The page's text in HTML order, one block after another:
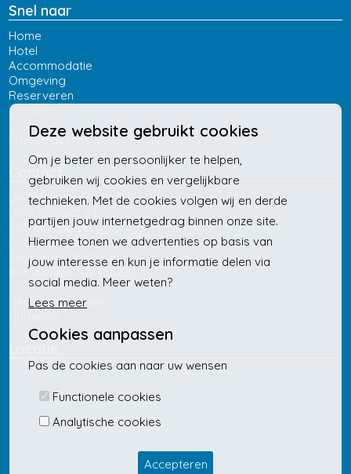
Snel naar
Home
Hotel
Accommodatie
Omgeving
Reserveren
Contact
Privacy policy
Contact
De Gentsche Poort B.V.
4521 AN Biervliet
E-mail:info@degentschepoort.nl
Tel. +31(0) 115 481 262
KvK nummer: 78456282
Realisatie website:
Deze website gebruikt cookies
Om je beter en persoonlijker te helpen,
gebruiken wij cookies en vergelijkbare
technieken. Met de cookies volgen wij en derde
partijen jouw internetgedrag binnen onze site.
Hiermee tonen we advertenties op basis van
jouw interesse en kun je informatie delen via
social media. Meer weten?
Lees meer
Cookies aanpassen
Pas de cookies aan naar uw wensen
Functionele cookies
Analytische cookies
Accepteren